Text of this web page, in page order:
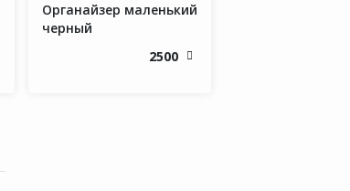
Органайзер маленький
черный
2500